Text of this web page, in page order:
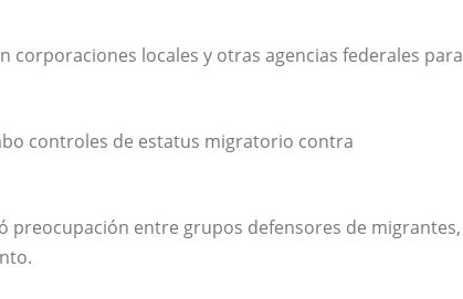
corporaciones locales y otras agencias federales para
controles de estatus migratorio contra
preocupación entre grupos defensores de migrantes,